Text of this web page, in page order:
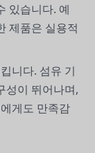
있습니다. 예
제품은 실용적
니다. 섬유 기
성이 뛰어나며,
게도 만족감